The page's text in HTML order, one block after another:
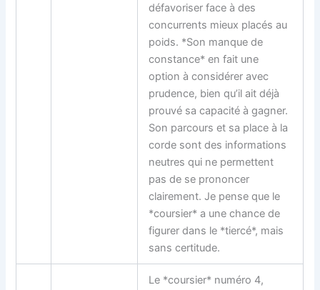
défavoriser face à des
concurrents mieux placés au
poids. *Son manque de
constance* en fait une
option à considérer avec
prudence, bien qu’il ait déjà
prouvé sa capacité à gagner.
Son parcours et sa place à la
corde sont des informations
neutres qui ne permettent
pas de se prononcer
clairement. Je pense que le
*coursier* a une chance de
figurer dans le *tiercé*, mais
sans certitude.
Le *coursier* numéro 4,